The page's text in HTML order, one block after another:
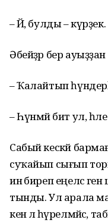
– Йә, булды –
Әбейҙәр бер
– Ҡалайтып
– Һүнмәй бит ул, һәле
Сабый кескәй
суҡайып сығып
инә биреп еңелсә
тынды. Ул арала
кенә лә һүрелмәйсә,